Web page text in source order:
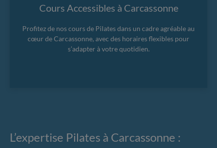
Cours Accessibles à Carcassonne
Profitez de nos cours de Pilates dans un cadre agréable au
cœur de Carcassonne, avec des horaires flexibles pour
s’adapter à votre quotidien.
L’expertise Pilates à Carcassonne :